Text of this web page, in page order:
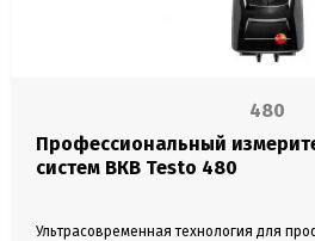
480
Профессиональный
систем ВКВ Testo 480
Ультрасовременная технология для